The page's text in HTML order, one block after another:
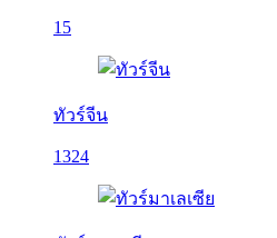
15
ทัวร์จีน
1324